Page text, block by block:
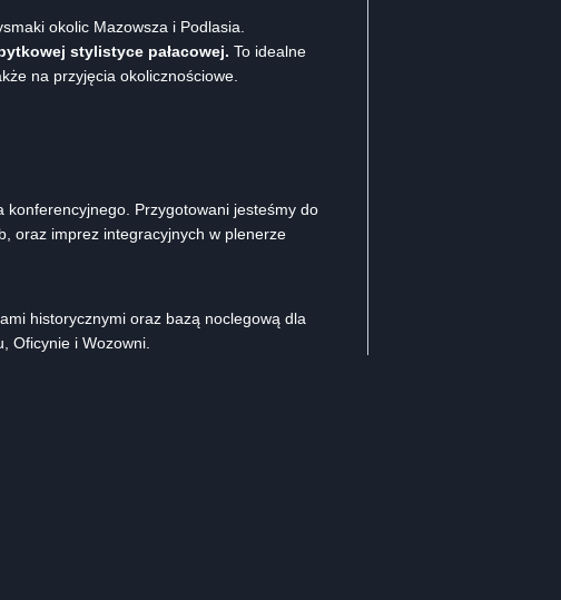
okolic Mazowsza i Podlasia.
stylistyce pałacowej. To idealne
na przyjęcia okolicznościowe.
konferencyjnego. Przygotowani jesteśmy do
oraz imprez integracyjnych w plenerze
historycznymi oraz bazą noclegową dla
Oficynie i Wozowni.